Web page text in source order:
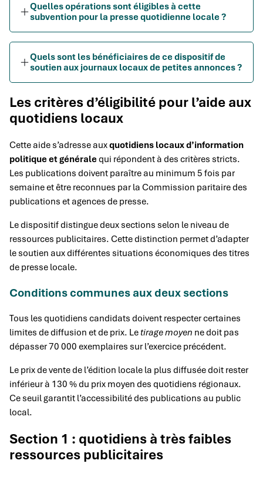
Quelles opérations sont éligibles à cette
subvention pour la presse quotidienne locale ?
Quels sont les bénéficiaires de ce dispositif de
soutien aux journaux locaux de petites annonces ?
Les critères d’éligibilité pour l’aide aux
quotidiens locaux
Cette aide s’adresse auxquotidiens locaux d’information
politique et généralequi répondent à des critères stricts.
Les publications doivent paraître au minimum 5 fois par
semaine et être reconnues par la Commission paritaire des
publications et agences de presse.
Le dispositif distingue deux sections selon le niveau de
ressources publicitaires. Cette distinction permet d’adapter
le soutien aux différentes situations économiques des titres
de presse locale.
Conditions communes aux deux sections
Tous les quotidiens candidats doivent respecter certaines
limites de diffusion et de prix. Letirage moyen ne doit pas
dépasser 70 000 exemplaires sur l’exercice précédent.
Le prix de vente de l’édition locale la plus diffusée doit rester
inférieur à 130 % du prix moyen des quotidiens régionaux.
Ce seuil garantit l’accessibilité des publications au public
local.
Section 1 : quotidiens à très faibles
ressources publicitaires